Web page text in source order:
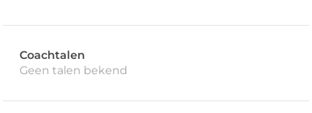
Coachtalen
Geen talen bekend